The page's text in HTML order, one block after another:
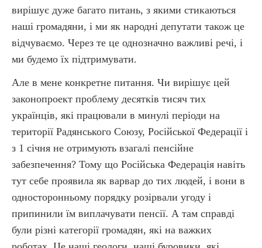
вирішує дуже багато питань, з якими стикаються
наші громадяни, і ми як народні депутати також це
відчуваємо. Через те це однозначно важливі речі, і
ми будемо їх підтримувати.
Але в мене конкретне питання. Чи вирішує цей
законопроект проблему десятків тисяч тих
українців, які працювали в минулі періоди на
території Радянського Союзу, Російської Федерації і
з 1 січня не отримують взагалі пенсійне
забезпечення? Тому що Російська Федерація навіть
тут себе проявила як варвар до тих людей, і вони в
односторонньому порядку розірвали угоду і
припинили їм виплачувати пенсії. А там справді
були різні категорії громадян, які на важких